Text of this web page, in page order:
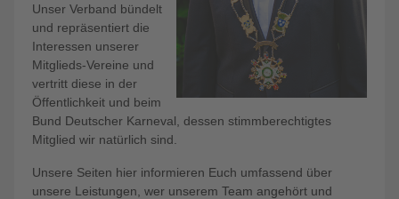
Unser Verband bündelt
und repräsentiert die
Interessen unserer
Mitglieds-Vereine und
vertritt diese in der
Öffentlichkeit und beim
Bund Deutscher Karneval, dessen stimmberechtigtes
Mitglied wir natürlich sind.
Unsere Seiten hier informieren Euch umfassend über
unsere Leistungen, wer unserem Team angehört und